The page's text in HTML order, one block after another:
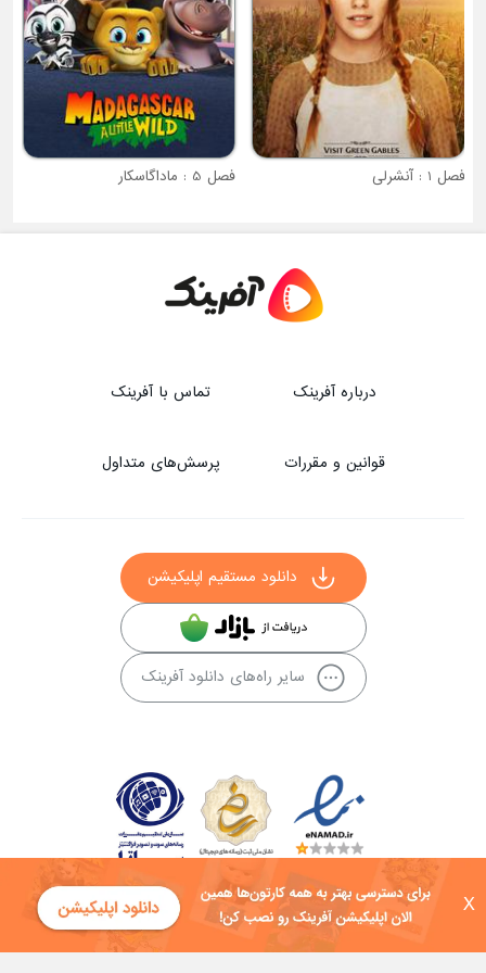
X
فصل 1 : آنشرلی فصل 5 : ماداگاسکار
درباره آفرینک تماس با آفرینک
قوانین و مقررات پرسش‌های متداول
دانلود مستقیم اپلیکیشن
سایر راه‌های دانلود آفرینک
کلیه حقوق این سایت به شرکت توسعه فناوی هفت آسمان توکان تعلق دارد و